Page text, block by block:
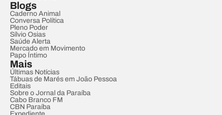
Blogs
Caderno Animal
Conversa Política
Pleno Poder
Sílvio Osias
Saúde Alerta
Mercado em Movimento
Papo Íntimo
Mais
Últimas Notícias
Tábuas de Marés em João Pessoa
Editais
Sobre o Jornal da Paraíba
Cabo Branco FM
CBN Paraíba